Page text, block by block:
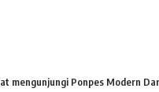
mengunjungi Ponpes Modern